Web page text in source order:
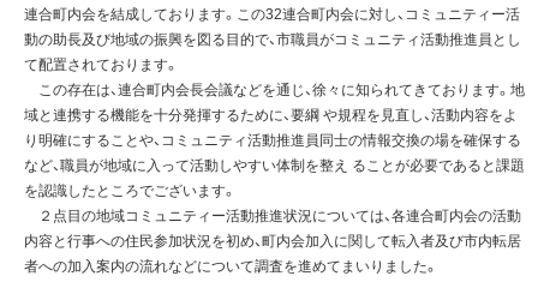
連合町内会を結成しております。この32連合町内会に対し、コミュニティー活
動の助長及び地域の振興を図る目的で、市職員がコミュニティ活動推進員とし
て配置されております。
この存在は、連合町内会長会議などを通じ、徐々に知られてきております。地
域と連携する機能を十分発揮するために、要綱 や規程を見直し、活動内容をよ
り明確にすることや、コミュニティ活動推進員同士の情報交換の場を確保する
など、職員が地域に入って活動しやすい体制を整え ることが必要であると課題
を認識したところでございます。
２点目の地域コミュニティー活動推進状況については、各連合町内会の活動
内容と行事への住民参加状況を初め、町内会加入に関して転入者及び市内転居
者への加入案内の流れなどについて調査を進めてまいりました。